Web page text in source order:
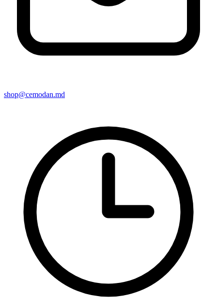
shop@cemodan.md